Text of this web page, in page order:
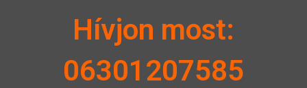
Hívjon most:
06301207585